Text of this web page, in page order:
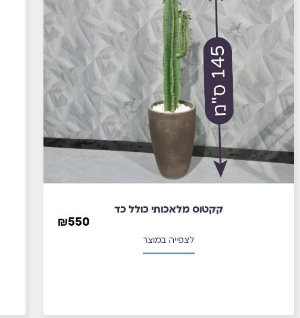
קקטוס מלאכותי כולל כד
₪550
לצפייה במוצר